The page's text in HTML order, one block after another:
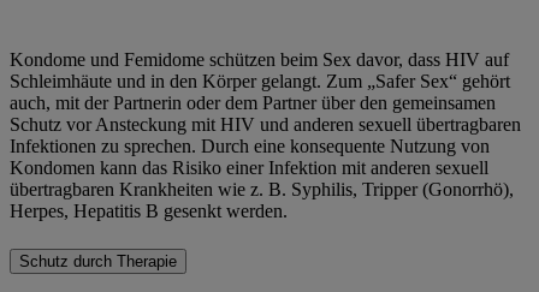
Kondome und Femidome schützen beim Sex davor, dass HIV auf
Schleimhäute und in den Körper gelangt. Zum „Safer Sex“ gehört
auch, mit der Partnerin oder dem Partner über den gemeinsamen
Schutz vor Ansteckung mit HIV und anderen sexuell übertragbaren
Infektionen zu sprechen. Durch eine konsequente Nutzung von
Kondomen kann das Risiko einer Infektion mit anderen sexuell
übertragbaren Krankheiten wie z. B. Syphilis, Tripper (Gonorrhö),
Herpes, Hepatitis B gesenkt werden.
Schutz durch Therapie